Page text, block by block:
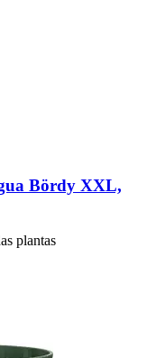
Bördy XXL,
plantas